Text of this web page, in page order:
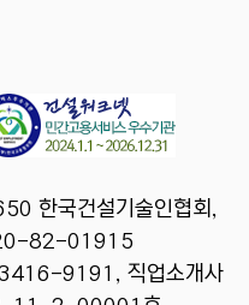
한국건설기술인협회,
82-01915
9191, 직업소개사